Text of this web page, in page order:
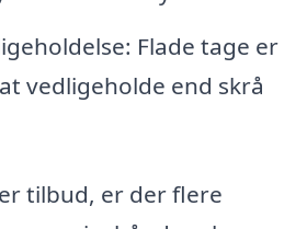
Flade tage er
vedligeholde end skrå
tilbud, er der flere